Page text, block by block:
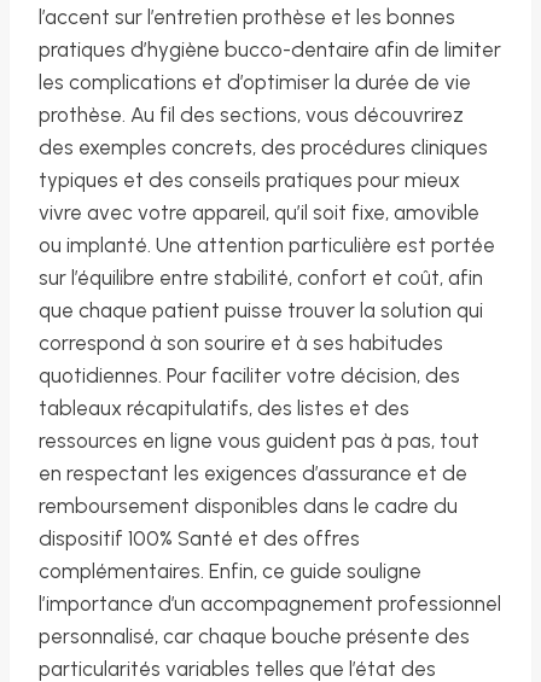
l’accent sur l’entretien prothèse et les bonnes
pratiques d’hygiène bucco-dentaire afin de limiter
les complications et d’optimiser la durée de vie
prothèse. Au fil des sections, vous découvrirez
des exemples concrets, des procédures cliniques
typiques et des conseils pratiques pour mieux
vivre avec votre appareil, qu’il soit fixe, amovible
ou implanté. Une attention particulière est portée
sur l’équilibre entre stabilité, confort et coût, afin
que chaque patient puisse trouver la solution qui
correspond à son sourire et à ses habitudes
quotidiennes. Pour faciliter votre décision, des
tableaux récapitulatifs, des listes et des
ressources en ligne vous guident pas à pas, tout
en respectant les exigences d’assurance et de
remboursement disponibles dans le cadre du
dispositif 100% Santé et des offres
complémentaires. Enfin, ce guide souligne
l’importance d’un accompagnement professionnel
personnalisé, car chaque bouche présente des
particularités variables telles que l’état des